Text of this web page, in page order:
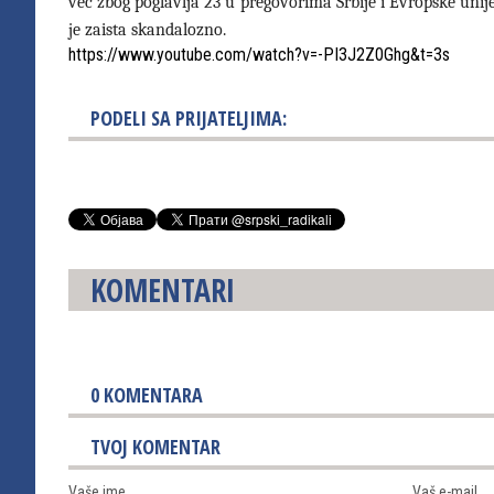
je zaista skandalozno.
https://www.youtube.com/watch?v=-PI3J2Z0Ghg&t=3s
PODELI SA PRIJATELJIMA:
KOMENTARI
0 KOMENTARA
TVOJ KOMENTAR